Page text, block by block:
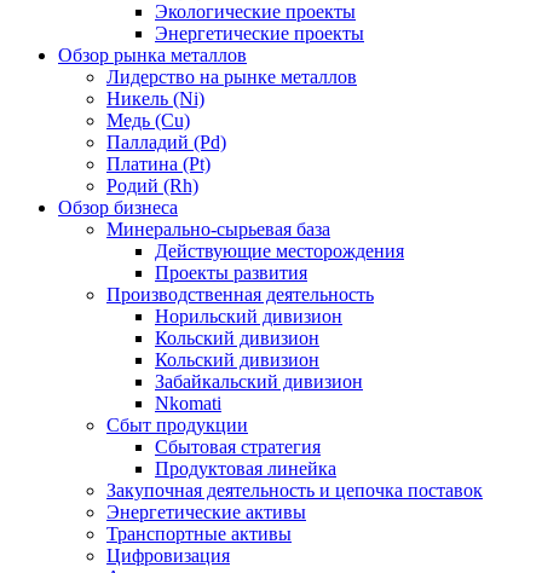
Экологические проекты
Энергетические проекты
Обзор рынка металлов
Лидерство на рынке металлов
Никель (Ni)
Медь (Cu)
Палладий (Pd)
Платина (Pt)
Родий (Rh)
Обзор бизнеса
Минерально-сырьевая база
Действующие месторождения
Проекты развития
Производственная деятельность
Норильский дивизион
Кольский дивизион
Кольский дивизион
Забайкальский дивизион
Nkomati
Сбыт продукции
Сбытовая стратегия
Продуктовая линейка
Закупочная деятельность и цепочка поставок
Энергетические активы
Транспортные активы
Цифровизация